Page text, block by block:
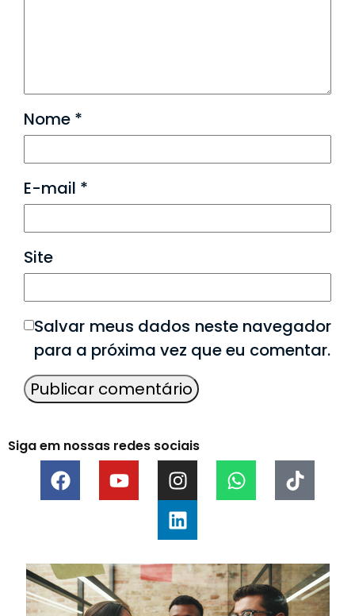
Nome *
E-mail *
Site
Salvar meus dados neste navegador
para a próxima vez que eu comentar.
Siga em nossas redes sociais